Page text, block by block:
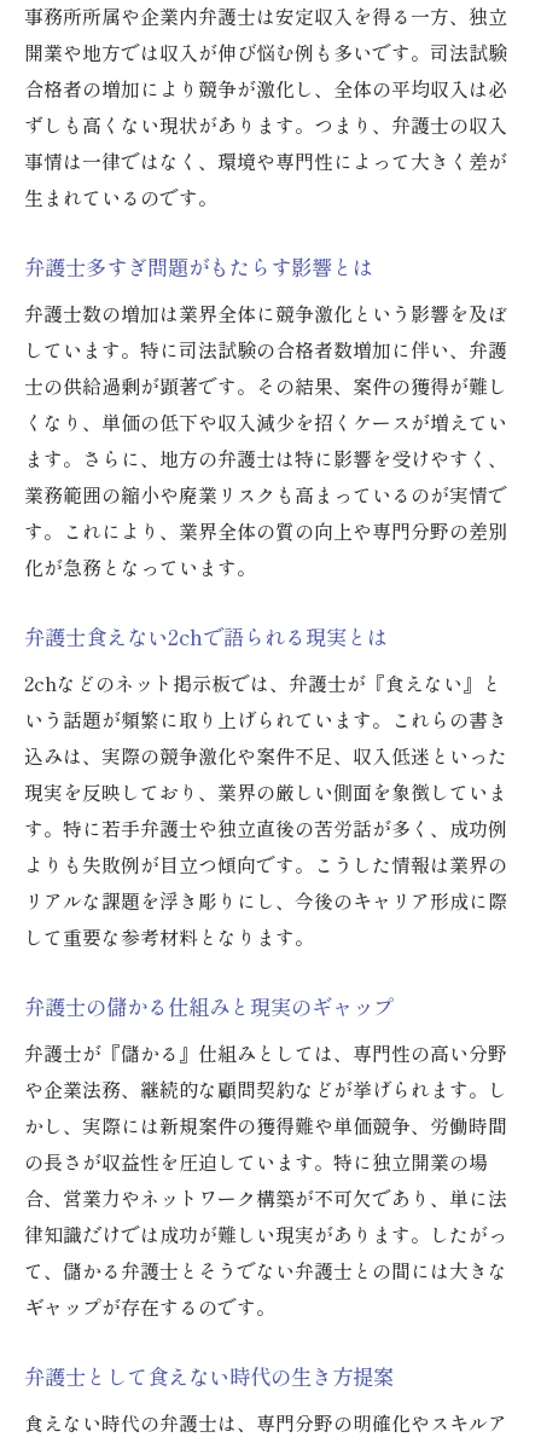
事務所所属や企業内弁護士は安定収入を得る一方、独立
開業や地方では収入が伸び悩む例も多いです。司法試験
合格者の増加により競争が激化し、全体の平均収入は必
ずしも高くない現状があります。つまり、弁護士の収入
事情は一律ではなく、環境や専門性によって大きく差が
生まれているのです。
弁護士多すぎ問題がもたらす影響とは
弁護士数の増加は業界全体に競争激化という影響を及ぼ
しています。特に司法試験の合格者数増加に伴い、弁護
士の供給過剰が顕著です。その結果、案件の獲得が難し
くなり、単価の低下や収入減少を招くケースが増えてい
ます。さらに、地方の弁護士は特に影響を受けやすく、
業務範囲の縮小や廃業リスクも高まっているのが実情で
す。これにより、業界全体の質の向上や専門分野の差別
化が急務となっています。
弁護士食えない2chで語られる現実とは
2chなどのネット掲示板では、弁護士が『食えない』と
いう話題が頻繁に取り上げられています。これらの書き
込みは、実際の競争激化や案件不足、収入低迷といった
現実を反映しており、業界の厳しい側面を象徴していま
す。特に若手弁護士や独立直後の苦労話が多く、成功例
よりも失敗例が目立つ傾向です。こうした情報は業界の
リアルな課題を浮き彫りにし、今後のキャリア形成に際
して重要な参考材料となります。
弁護士の儲かる仕組みと現実のギャップ
弁護士が『儲かる』仕組みとしては、専門性の高い分野
や企業法務、継続的な顧問契約などが挙げられます。し
かし、実際には新規案件の獲得難や単価競争、労働時間
の長さが収益性を圧迫しています。特に独立開業の場
合、営業力やネットワーク構築が不可欠であり、単に法
律知識だけでは成功が難しい現実があります。したがっ
て、儲かる弁護士とそうでない弁護士との間には大きな
ギャップが存在するのです。
弁護士として食えない時代の生き方提案
食えない時代の弁護士は、専門分野の明確化やスキルア